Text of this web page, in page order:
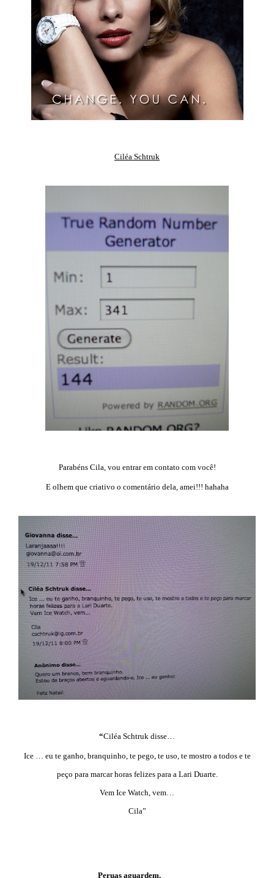
Ciléa Schtruk
Parabéns Cila, vou entrar em contato com você!
E olhem que criativo o comentário dela, amei!!! hahaha
“Ciléa Schtruk disse…
Ice … eu te ganho, branquinho, te pego, te uso, te mostro a todos e te
peço para marcar horas felizes para a Lari Duarte.
Vem Ice Watch, vem…
Cila”
Peruas aguardem,